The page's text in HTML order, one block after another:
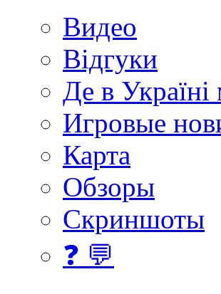
Видео
Відгуки
Де в
Игровые
Карта
Обзоры
Скриншоты
❓ 💬